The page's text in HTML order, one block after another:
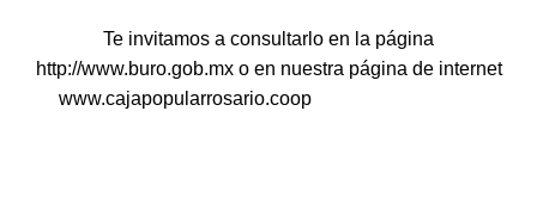
Te invitamos a consultarlo en la página
http://www.buro.gob.mx o en nuestra página de internet
www.cajapopularrosario.coop